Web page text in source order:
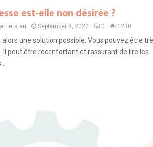
est-elle non désirée ?
September 8, 2022 0 1230
alors une solution possible. Vous pouvez être
Il peut être réconfortant et rassurant de lire les